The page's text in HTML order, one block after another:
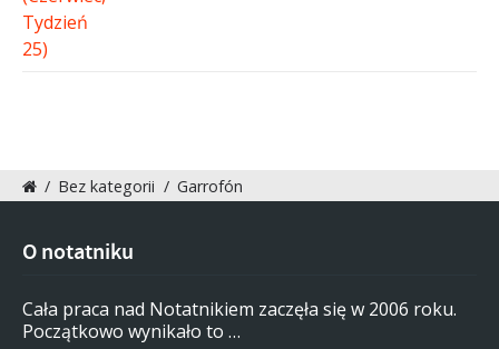
/ Bez kategorii / Garrofón
O notatniku
Cała praca nad Notatnikiem zaczęła się w 2006 roku.
Początkowo wynikało to …